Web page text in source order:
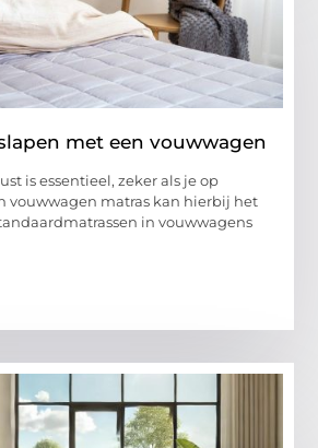
met een vouwwagen
is essentieel, zeker als je op
vouwwagen matras kan hierbij het
in vouwwagens